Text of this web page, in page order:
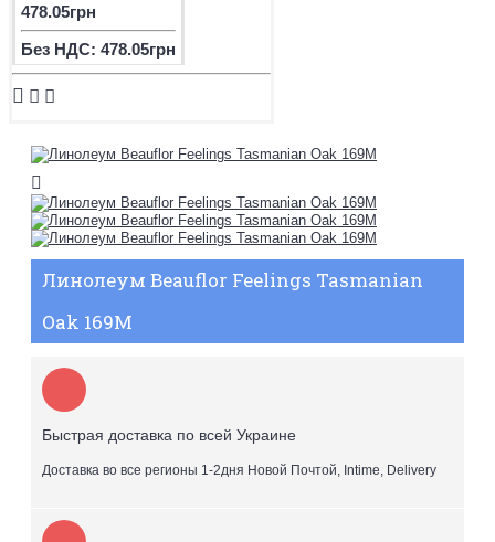
478.05грн
Без НДС: 478.05грн
Линолеум Beauflor Feelings Tasmanian
Oak 169M
Быстрая доставка по всей Украине
Доставка во все регионы 1-2дня Новой Почтой, Intime, Delivery